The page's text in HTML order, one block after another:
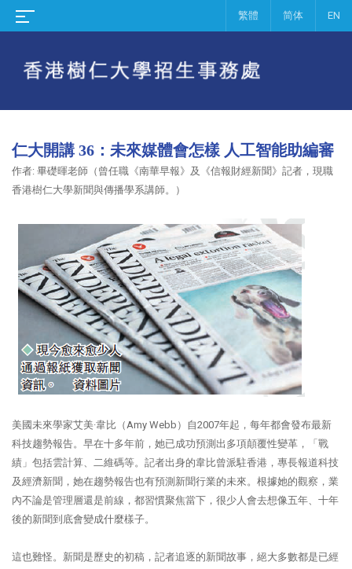
繁體 简体 EN
仁大開講 36：未來媒體會怎樣 人工智能助編審
作者: 畢礎暉老師（曾任職《南華早報》及《信報財經新聞》記者，現職
香港樹仁大學新聞與傳播學系講師。）
美國未來學家艾美·韋比（Amy Webb）自2007年起，每年都會發布最新
科技趨勢報告。早在十多年前，她已成功預測出多項顛覆性變革，「戰
績」包括雲計算、二維碼等。記者出身的韋比曾派駐香港，專長報道科技
及經濟新聞，她在趨勢報告也有預測新聞行業的未來。根據她的觀察，業
內不論是管理層還是前線，都習慣聚焦當下，很少人會去想像五年、十年
後的新聞到底會變成什麼樣子。
這也難怪。新聞是歷史的初稿，記者追逐的新聞故事，絕大多數都是已經